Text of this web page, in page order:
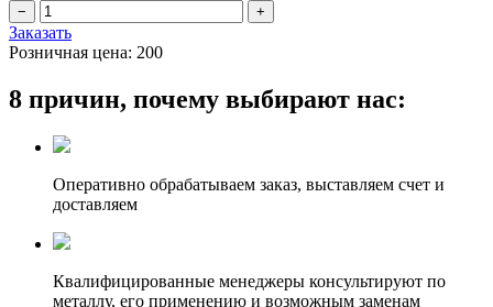
Заказать
Розничная цена: 200
8 причин, почему выбирают нас:
Оперативно обрабатываем заказ, выставляем счет и
доставляем
Квалифицированные менеджеры консультируют по
металлу, его применению и возможным заменам